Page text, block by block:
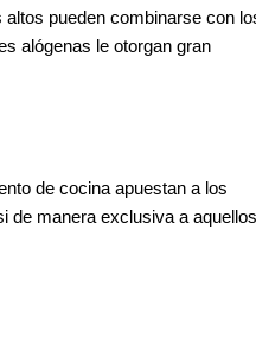
pueden combinarse con
alógenas le otorgan gran
de cocina apuestan a los
de manera exclusiva a